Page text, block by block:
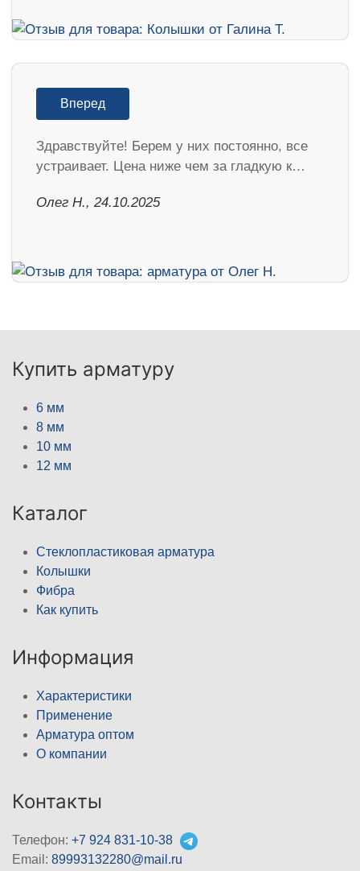
Вперед
Здравствуйте! Берем у них постоянно, все
устраивает. Цена ниже чем за гладкую к…
Олег Н., 24.10.2025
Купить арматуру
6 мм
8 мм
10 мм
12 мм
Каталог
Стеклопластиковая арматура
Колышки
Фибра
Как купить
Информация
Характеристики
Применение
Арматура оптом
О компании
Контакты
Телефон: +7 924 831-10-38
Email: 89993132280@mail.ru